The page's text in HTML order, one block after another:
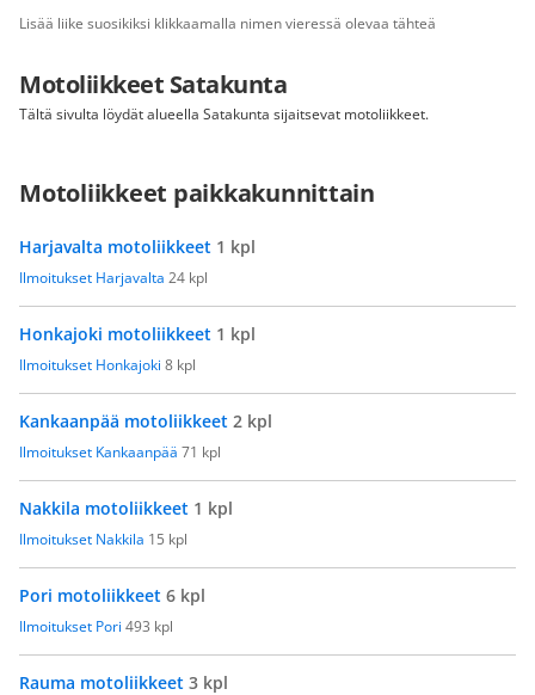
Lisää liike suosikiksi klikkaamalla nimen vieressä olevaa tähteä
Motoliikkeet Satakunta
Tältä sivulta löydät alueella Satakunta sijaitsevat motoliikkeet.
Motoliikkeet paikkakunnittain
Harjavalta motoliikkeet 1 kpl
Ilmoitukset Harjavalta 24 kpl
Honkajoki motoliikkeet 1 kpl
Ilmoitukset Honkajoki 8 kpl
Kankaanpää motoliikkeet 2 kpl
Ilmoitukset Kankaanpää 71 kpl
Nakkila motoliikkeet 1 kpl
Ilmoitukset Nakkila 15 kpl
Pori motoliikkeet 6 kpl
Ilmoitukset Pori 493 kpl
Rauma motoliikkeet 3 kpl